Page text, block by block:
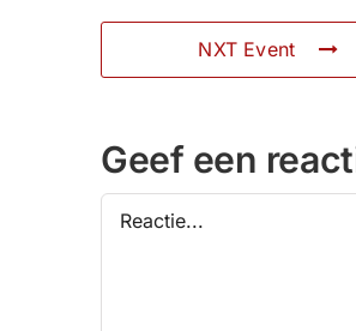
NXT Event
Geef een